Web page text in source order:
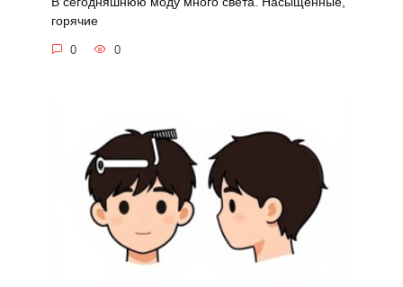
горячие
0 0